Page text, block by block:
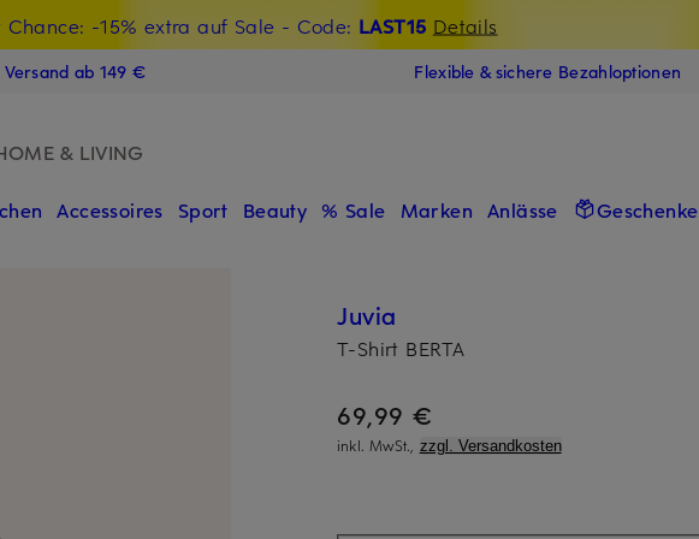
Chance: -15% extra auf Sale - Code: LAST15 Details
Willkommensgutschein mit Beyond sichern
ab 149 € Flexible & sichere Bezahloptionen
& LIVING
Accessoires Sport Beauty % Sale Marken Anlässe Geschenke
Juvia
T-Shirt BERTA
69,99 €
inkl. MwSt., zzgl. Versandkosten